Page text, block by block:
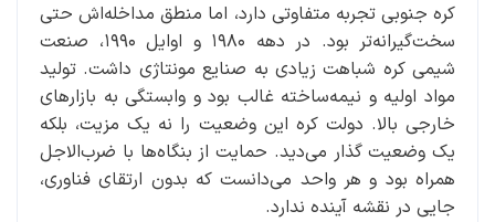
کره جنوبی تجربه متفاوتی دارد، اما منطق مداخله‌اش حتی
سخت‌گیرانه‌تر بود. در دهه ۱۹۸۰ و اوایل ۱۹۹۰، صنعت
شیمی کره شباهت زیادی به صنایع مونتاژی داشت. تولید
مواد اولیه و نیمه‌ساخته غالب بود و وابستگی به بازارهای
خارجی بالا. دولت کره این وضعیت را نه یک مزیت، بلکه
یک وضعیت گذار می‌دید. حمایت از بنگاه‌ها با ضرب‌الاجل
همراه بود و هر واحد می‌دانست که بدون ارتقای فناوری،
جایی در نقشه آینده ندارد.